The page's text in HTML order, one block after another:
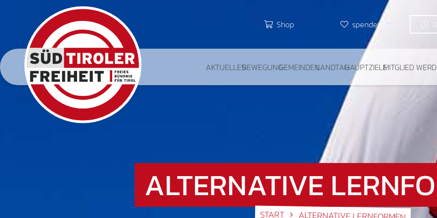
Shop spenden
AKTUELLESBEWEGUNGGEMEINDENLANDTAGHAUPTZIELEMITGLIED
ALTERNATIVE
START